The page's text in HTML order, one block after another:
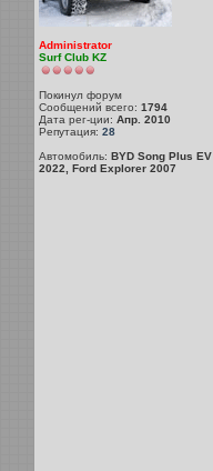
Administrator
Surf Club KZ
Покинул форум
Сообщений всего: 1794
Дата рег-ции: Апр. 2010
Репутация: 28
Автомобиль: BYD Song Plus EV
2022, Ford Explorer 2007